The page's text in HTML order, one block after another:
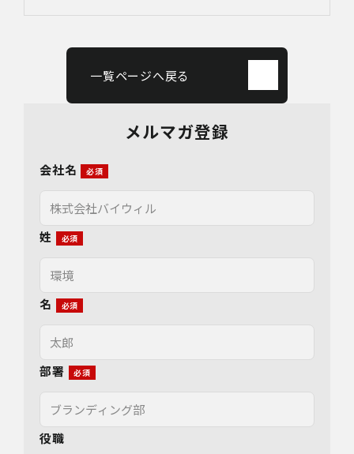
一覧ページへ戻る
メルマガ登録
会社名
姓
名
部署
役職